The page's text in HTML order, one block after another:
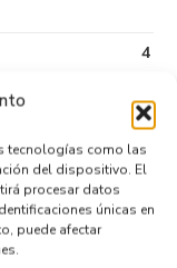
tecnologías como las
del dispositivo. El
procesar datos
únicas en
puede afectar
4
CYRB